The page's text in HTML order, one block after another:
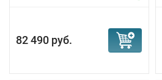
82 490 руб.